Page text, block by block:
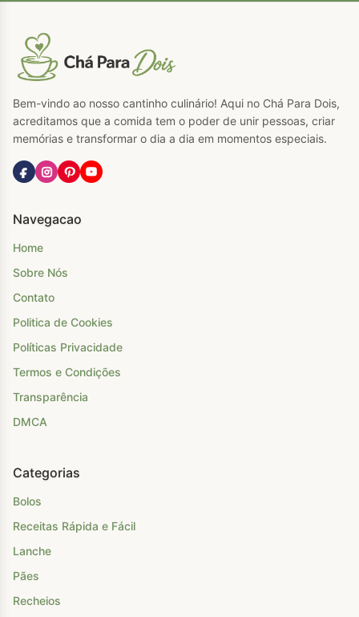
Bem-vindo ao nosso cantinho culinário! Aqui no Chá Para Dois,
acreditamos que a comida tem o poder de unir pessoas, criar
memórias e transformar o dia a dia em momentos especiais.
Navegacao
Home
Sobre Nós
Contato
Politica de Cookies
Políticas Privacidade
Termos e Condições
Transparência
DMCA
Categorias
Bolos
Receitas Rápida e Fácil
Lanche
Pães
Recheios